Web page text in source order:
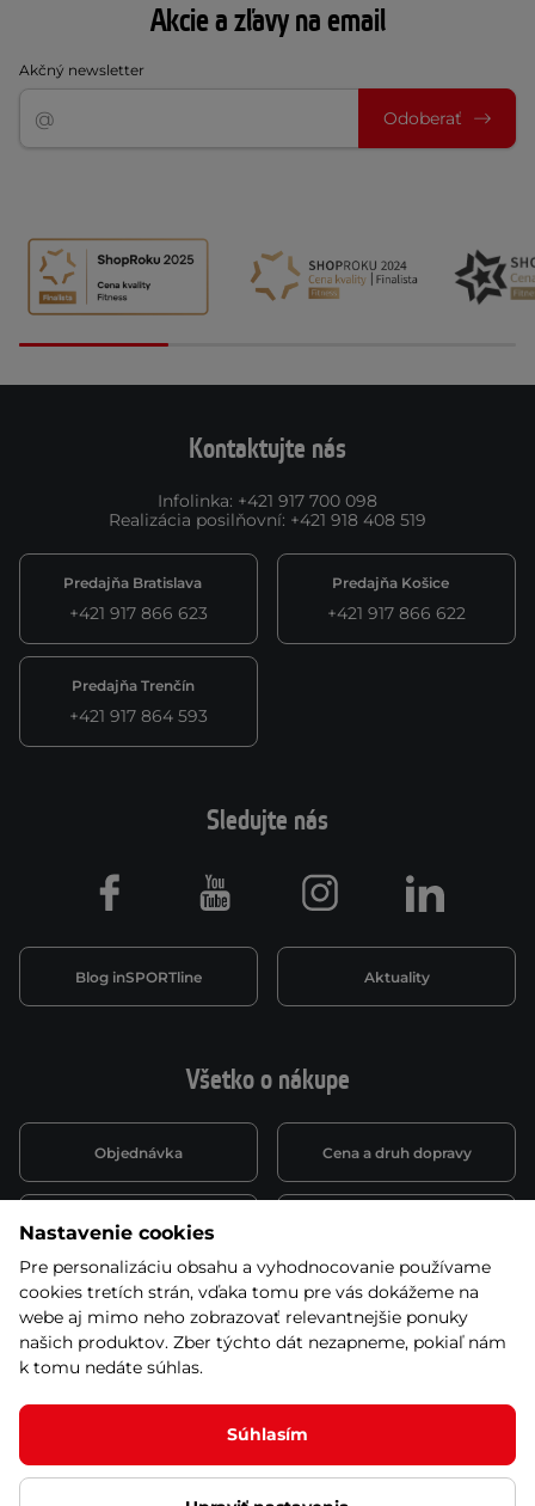
Akcie a zľavy na email
Akčný newsletter
Odoberať
Kontaktujte nás
Infolinka: +421 917 700 098
Realizácia posilňovní: +421 918 408 519
Predajňa Bratislava
+421 917 866 623
Predajňa Košice
+421 917 866 622
Predajňa Trenčín
+421 917 864 593
Všetko o nákupe
Objednávka Cena a druh dopravy
Spôsob platby
Montáž a servis Reklamácie a záruka
Kariéra
Sledujte nás
Blog inSPORTline Aktuality
Facebook Youtube Instagram LinkedIn
Nastavenie cookies
Pre personalizáciu obsahu a vyhodnocovanie používame
cookies tretích strán, vďaka tomu pre vás dokážeme na
webe aj mimo neho zobrazovať relevantnejšie ponuky
našich produktov. Zber týchto dát nezapneme, pokiaľ nám
k tomu nedáte súhlas.
Súhlasím